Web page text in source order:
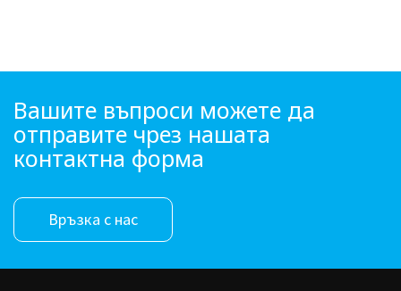
Вашите въпроси можете да
отправите чрез нашата
контактна форма
Връзка с нас